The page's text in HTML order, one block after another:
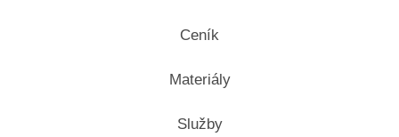
Ceník
Materiály
Služby